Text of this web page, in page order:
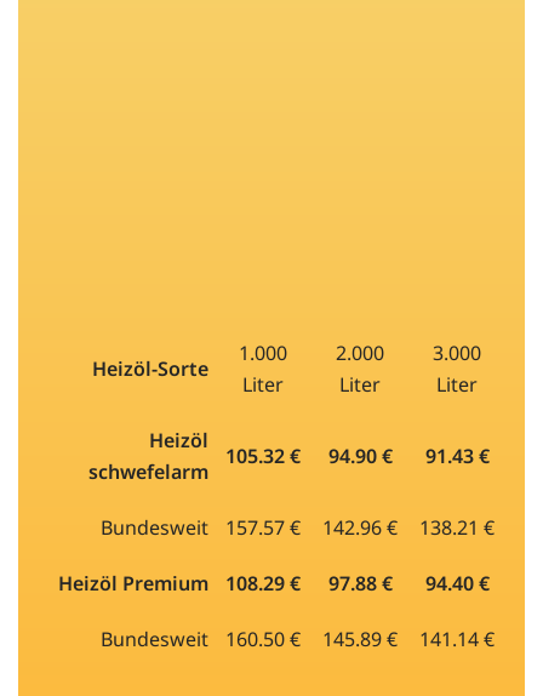
Heizöl-Sorte
1.000
Liter
2.000
Liter
3.000
Liter
Heizöl
schwefelarm
105.32 € 94.90 € 91.43 €
Bundesweit 157.57 € 142.96 € 138.21 €
Heizöl Premium 108.29 € 97.88 € 94.40 €
Bundesweit 160.50 € 145.89 € 141.14 €